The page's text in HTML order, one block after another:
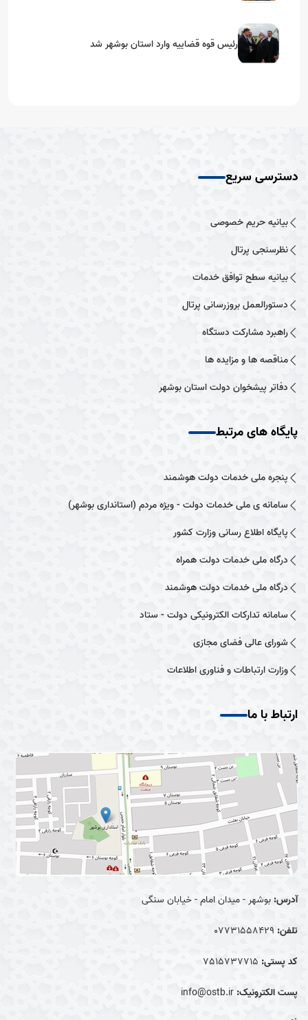
رئیس قوه قضاییه وارد استان بوشهر شد
دسترسی سریع
بیانیه حریم خصوصی
نظرسنجی پرتال
بیانیه سطح توافق خدمات
دستورالعمل بروزرسانی پرتال
راهبرد مشارکت دستگاه
مناقصه ها و مزایده ها
دفاتر پیشخوان دولت استان بوشهر
پایگاه های مرتبط
پنجره ملی خدمات دولت هوشمند
سامانه ی ملی خدمات دولت - ویژه مردم (استانداری بوشهر)
پایگاه اطلاع رسانی وزارت کشور
درگاه ملی خدمات دولت همراه
درگاه ملی خدمات دولت هوشمند
سامانه تدارکات الکترونیکی دولت - ستاد
شورای عالی فضای مجازی
وزارت ارتباطات و فناوری اطلاعات
ارتباط با ما
آدرس: بوشهر - میدان امام - خیابان سنگی
تلفن: 07731558429
کد پستی: 7515737715
پست الکترونیک: info@ostb.ir